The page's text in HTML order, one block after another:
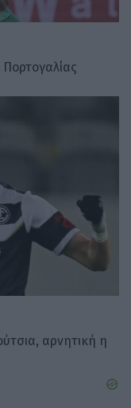
αρνητική η